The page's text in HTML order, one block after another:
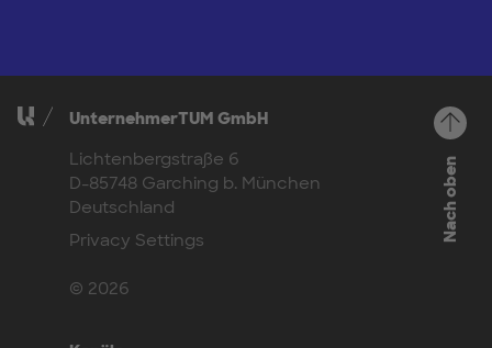
UnternehmerTUM GmbH
Lichtenbergstraße 6
D-85748 Garching b. München
Deutschland
Privacy Settings
© 2026
Nach oben